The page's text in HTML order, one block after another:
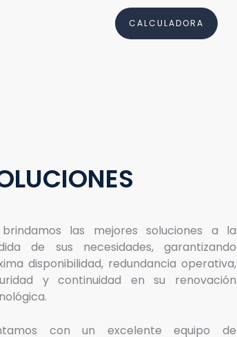
CALCULADORA
las mejores soluciones a la
de sus necesidades, garantizando
disponibilidad, redundancia operativa,
y continuidad en su renovación
con un excelente equipo de